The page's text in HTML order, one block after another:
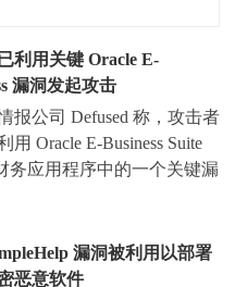
利用关键 Oracle E-
漏洞发起攻击
报公司 Defused 称，攻击者
用 Oracle E-Business Suite
务应用程序中的一个关键漏
漏洞被利用以部署
恶意软件